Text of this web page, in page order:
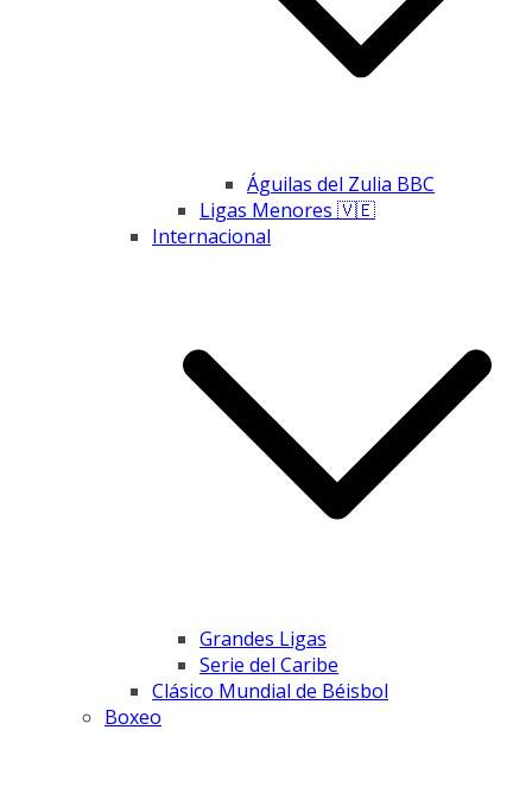
Águilas del Zulia BBC
Ligas Menores 🇻🇪
Internacional
Grandes Ligas
Serie del Caribe
Clásico Mundial de Béisbol
Boxeo